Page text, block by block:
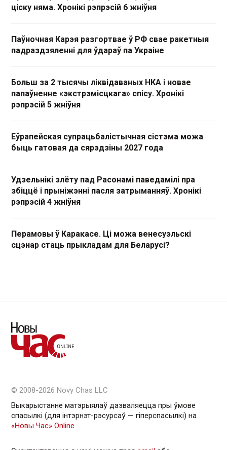
ціску няма. Хронікі рэпрэсій 6 жніўня
Паўночная Карэя разгортвае ў РФ свае ракетныя
падраздзяленні для ўдараў па Украіне
Больш за 2 тысячы ліквідаваных НКА і новае
папаўненне «экстрэмісцкага» спісу. Хронікі
рэпрэсій 5 жніўня
Еўрапейская супрацьбалістычная сістэма можа
быць гатовая да сярэдзіны 2027 года
Удзельнікі злёту пад Расонамі паведамілі пра
збіццё і прыніжэнні пасля затрыманняў. Хронікі
рэпрэсій 4 жніўня
Перамовы ў Каракасе. Ці можа венесуэльскі
сцэнар стаць прыкладам для Беларусі?
© 2008-2026 Novy Chas LLC
Выкарыстанне матэрыялаў дазваляецца пры ўмове
спасылкі (для інтэрнэт-рэсурсаў — гiперспасылкi) на
«Новы Час» Online